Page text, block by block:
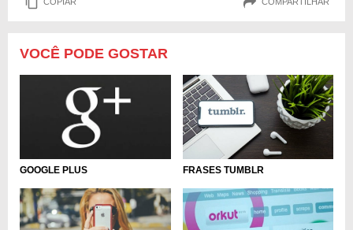
VOCÊ PODE GOSTAR
GOOGLE PLUS FRASES TUMBLR